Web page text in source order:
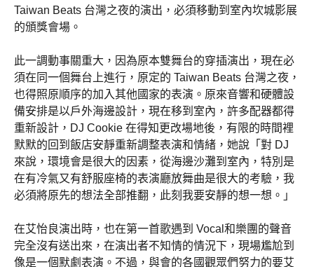
Taiwan Beats 台灣之夜的演出，必須移動到室內坎城影展
的頒獎會場。
此一調動事關重大，因為原本雙舞台的穿插演出，現在必
須在同一個舞台上進行，原定的 Taiwan Beats 台灣之夜，
也得照原順序的加入其他國家的表演。原來音響和硬體設
備安排是以戶外海邊設計，現在移到室內，許多配器都得
重新設計，DJ Cookie 在得知更改場地後，有限的時間裡
默默的回到飯店安靜重新調整表演和情緒，她說「對 DJ
來說，環境會是很大的因素，從海邊沙灘到室內，特別是
在有冷氣又有舒服座椅的表演廳放舞曲是很大的考驗，我
必須將原先的想法全部推翻，此刻我要安靜的想一想。」
在艾怡良演出時，也在第一首歌遇到 Vocal和樂團的聲音
完全沒有送出來，在演出者不知情的情況下，現場尷尬到
像是一個默劇表演。不過，與會的各國觀眾們努力的要艾